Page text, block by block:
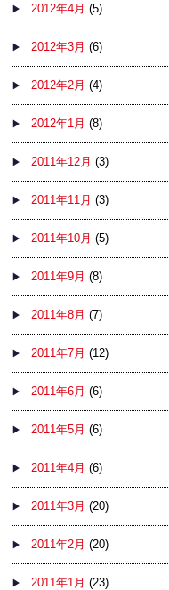
2012年4月 (5)
2012年3月 (6)
2012年2月 (4)
2012年1月 (8)
2011年12月 (3)
2011年11月 (3)
2011年10月 (5)
2011年9月 (8)
2011年8月 (7)
2011年7月 (12)
2011年6月 (6)
2011年5月 (6)
2011年4月 (6)
2011年3月 (20)
2011年2月 (20)
2011年1月 (23)